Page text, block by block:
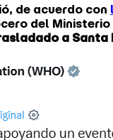
de acuerdo con
del
a